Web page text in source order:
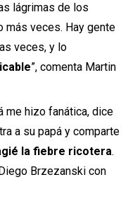
lágrimas de los
más veces. Hay gente
veces, y lo
”, comenta Martin
me hizo fanática, dice
a su papá y comparte
la fiebre ricotera.
Brzezanski con